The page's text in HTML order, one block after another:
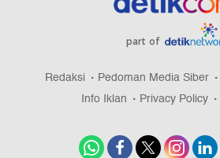
part of
Redaksi Pedoman Media Siber
Info Iklan
Privacy Policy